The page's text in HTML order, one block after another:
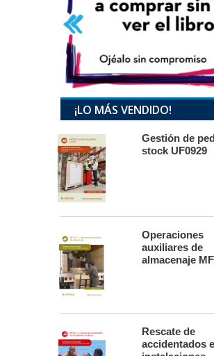
¡LO MÁS VENDIDO!
Gestión de
stock UF0929
Operaciones
auxiliares de
almacenaje
Rescate de
accidentados